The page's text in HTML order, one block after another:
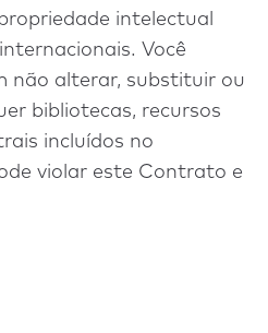
intelectual
Você
não alterar, substituir ou
bibliotecas, recursos
incluídos no
violar este Contrato e